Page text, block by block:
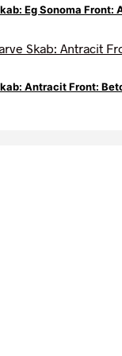
kr..
Eg Sonoma Front:
kr..
Antracit Front: